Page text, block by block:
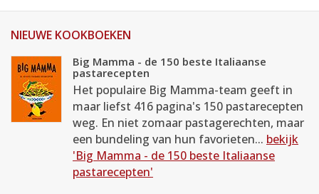
NIEUWE KOOKBOEKEN
Big Mamma - de 150 beste Italiaanse
pastarecepten
Het populaire Big Mamma-team geeft in
maar liefst 416 pagina's 150 pastarecepten
weg. En niet zomaar pastagerechten, maar
een bundeling van hun favorieten... bekijk
'Big Mamma - de 150 beste Italiaanse
pastarecepten'